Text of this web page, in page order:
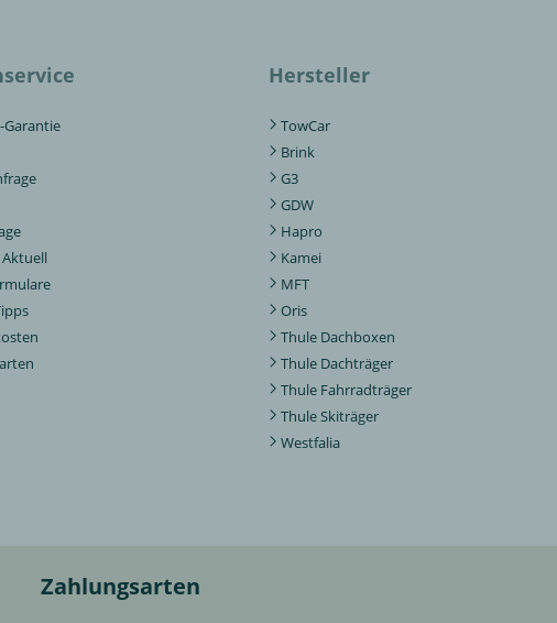
Garantie
Aktuell
Hersteller
TowCar
Brink
G3
GDW
Hapro
Kamei
MFT
Oris
Thule Dachboxen
Thule Dachträger
Thule Fahrradträger
Thule Skiträger
Westfalia
Zahlungsarten